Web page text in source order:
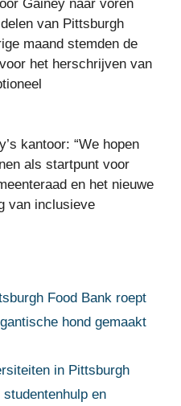
Gainey naar voren
van Pittsburgh
maand stemden de
het herschrijven van
kantoor: “We hopen
als startpunt voor
en het nieuwe
van inclusieve
Food Bank roept
hond gemaakt
in Pittsburgh
en